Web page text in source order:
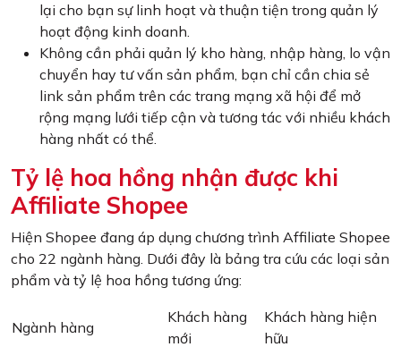
lại cho bạn sự linh hoạt và thuận tiện trong quản lý
hoạt động kinh doanh.
Không cần phải quản lý kho hàng, nhập hàng, lo vận
chuyển hay tư vấn sản phẩm, bạn chỉ cần chia sẻ
link sản phẩm trên các trang mạng xã hội để mở
rộng mạng lưới tiếp cận và tương tác với nhiều khách
hàng nhất có thể.
Tỷ lệ hoa hồng nhận được khi
Affiliate Shopee
Hiện Shopee đang áp dụng chương trình Affiliate Shopee
cho 22 ngành hàng. Dưới đây là bảng tra cứu các loại sản
phẩm và tỷ lệ hoa hồng tương ứng:
Ngành hàng
Khách hàng
mới
Khách hàng hiện
hữu